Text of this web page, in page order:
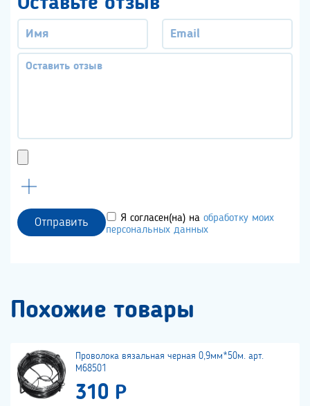
Отправить Я согласен(на) на обработку моих
персональных данных
Похожие товары
Проволока вязальная черная 0,9мм*50м. арт.
М68501
310 Р